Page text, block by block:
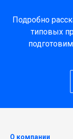
Подробно
типовых
О компании